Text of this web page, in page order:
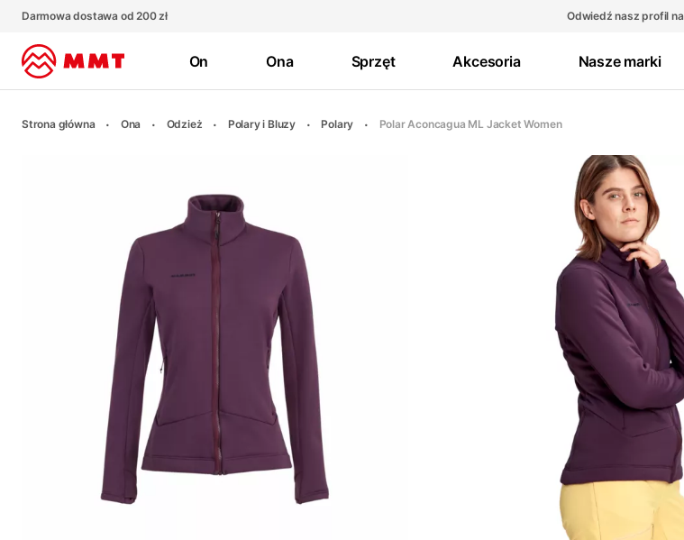
Darmowa dostawa od 200 zł Odwiedź nasz profil na
On Ona Sprzęt Akcesoria Nasze marki
Strona główna Ona Odzież Polary i Bluzy Polary Polar Aconcagua ML Jacket Women